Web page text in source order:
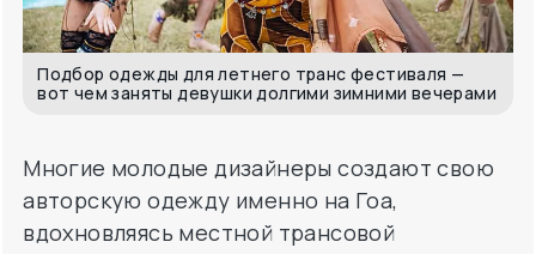
Подбор одежды для летнего транс фестиваля —
вот чем заняты девушки долгими зимними вечерами
Многие молодые дизайнеры создают свою
авторскую одежду именно на Гоа,
вдохновляясь местной трансовой